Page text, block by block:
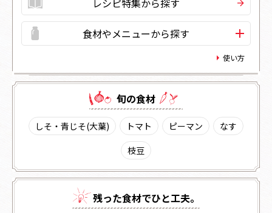
レシピ特集から探す
食材やメニューから探す
使い方
旬の⾷材
しそ・青じそ(大葉) トマト ピーマン
なす
枝豆
残った⾷材でひと⼯夫。